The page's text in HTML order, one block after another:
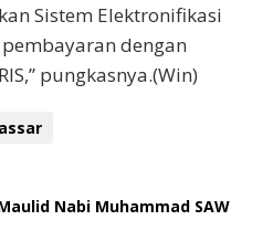
Sistem Elektronifikasi
dengan
pungkasnya.(Win)
Nabi Muhammad SAW